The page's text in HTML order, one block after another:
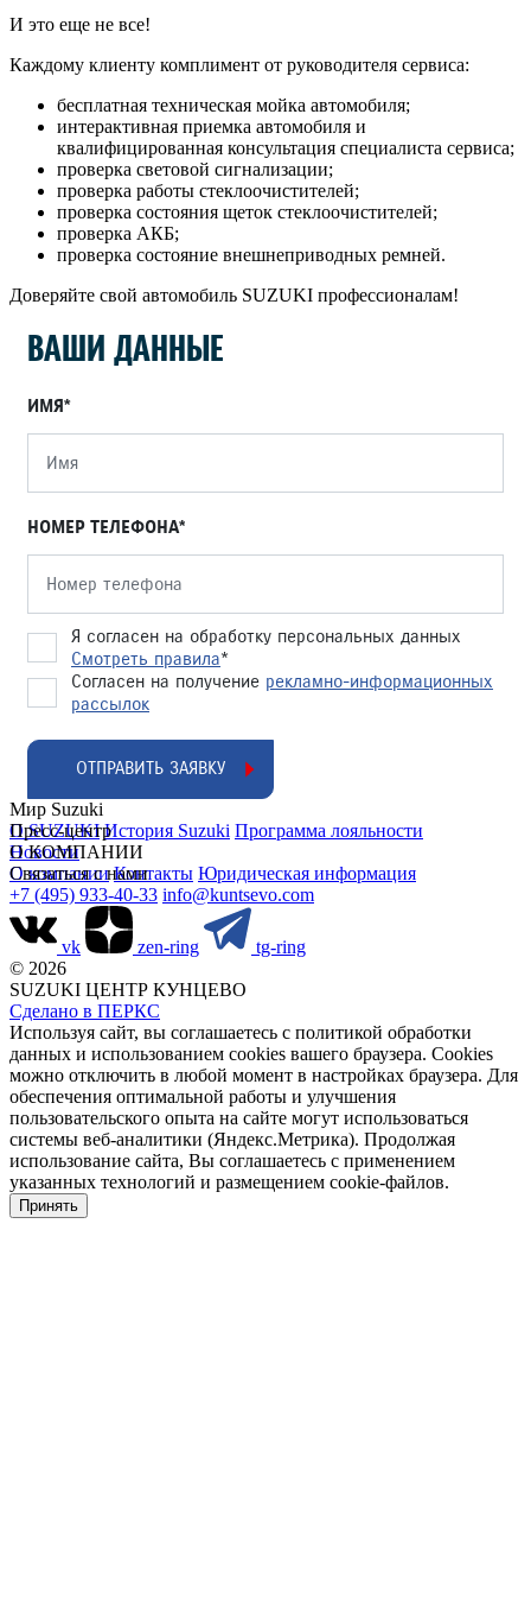
И это еще не все!
Каждому клиенту комплимент от руководителя сервиса:
бесплатная техническая мойка автомобиля;
интерактивная приемка автомобиля и
квалифицированная консультация специалиста сервиса;
проверка световой сигнализации;
проверка работы стеклоочистителей;
проверка состояния щеток стеклоочистителей;
проверка АКБ;
проверка состояние внешнеприводных ремней.
Доверяйте свой автомобиль SUZUKI профессионалам!
ВАШИ ДАННЫЕ
ИМЯ
НОМЕР ТЕЛЕФОНА
Я согласен на обработку персональных данных
Смотреть правила*
Согласен на получение рекламно-информационных
рассылок
ОТПРАВИТЬ ЗАЯВКУ
Мир Suzuki
О SUZUKI История Suzuki Программа лояльности
Пресс-центр
Новости
О КОМПАНИИ
О компании Контакты Юридическая информация
Связаться с нами
+7 (495) 933-40-33 info@kuntsevo.com
vk zen-ring
tg-ring
© 2026
SUZUKI ЦЕНТР КУНЦЕВО
Сделано в ПЕРКС
Используя сайт, вы соглашаетесь с политикой обработки
данных и использованием cookies вашего браузера. Cookies
можно отключить в любой момент в настройках браузера. Для
обеспечения оптимальной работы и улучшения
пользовательского опыта на сайте могут использоваться
системы веб-аналитики (Яндекс.Метрика). Продолжая
использование сайта, Вы соглашаетесь с применением
указанных технологий и размещением cookie-файлов.
Принять